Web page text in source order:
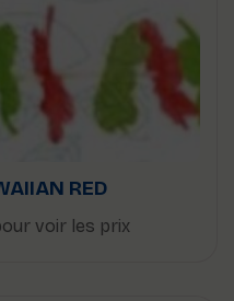
RED
voir les prix